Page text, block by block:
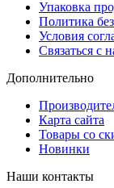
Упаковка
Политика
Условия
Связаться с
Дополнительно
Карта сайта
Товары со
Новинки
Наши контакты